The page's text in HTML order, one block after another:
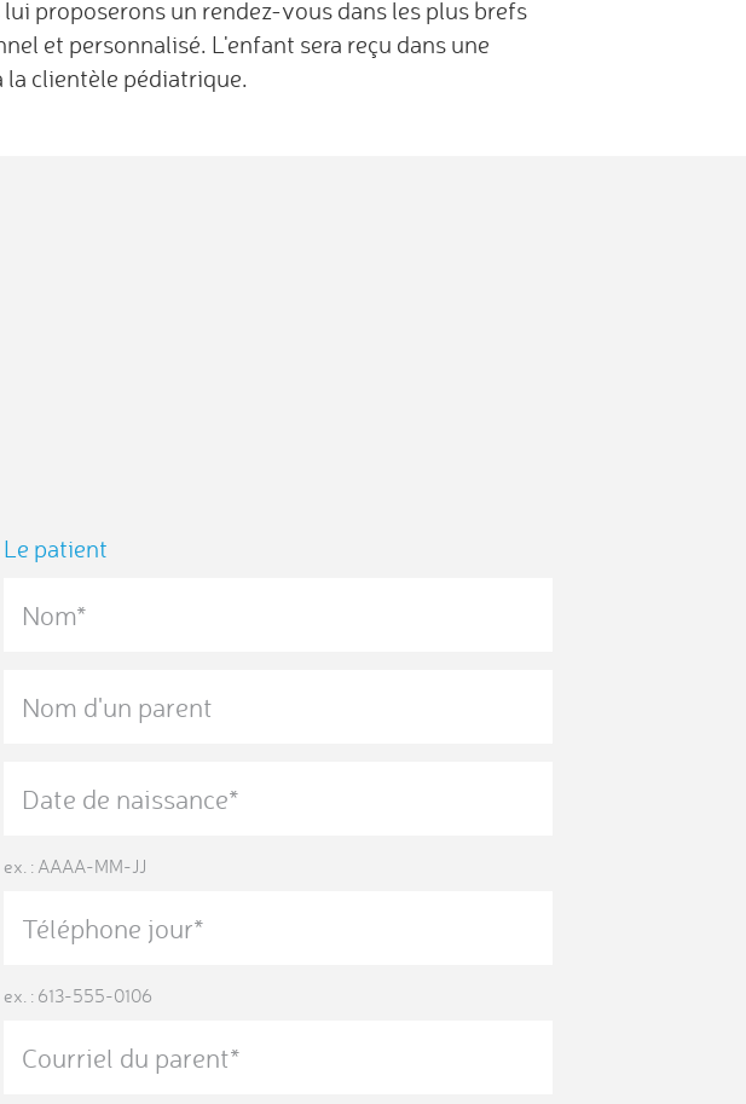
proposerons un rendez-vous dans les plus brefs
et personnalisé. L'enfant sera reçu dans une
la clientèle pédiatrique.
Le patient
ex. : AAAA-MM-JJ
ex. : 613-555-0106